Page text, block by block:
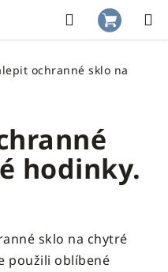
Hledat
KOŠÍK
ochranné sklo na
hodinky.
sklo na chytré
použili oblíbené